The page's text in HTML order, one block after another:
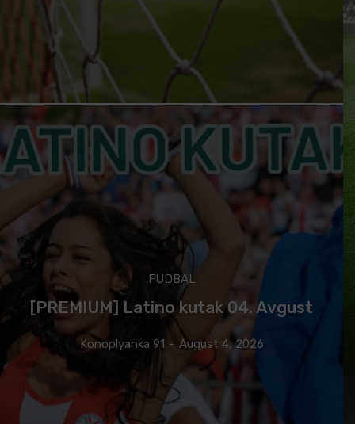
FUDBAL
[PREMIUM] Latino kutak 04. Avgust
Konoplyanka 91 - August 4, 2026